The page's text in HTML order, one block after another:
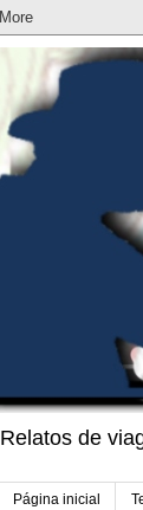
Relatos de
Página inicial